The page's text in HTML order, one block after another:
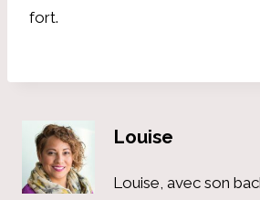
fort.
Louise
Louise, avec son